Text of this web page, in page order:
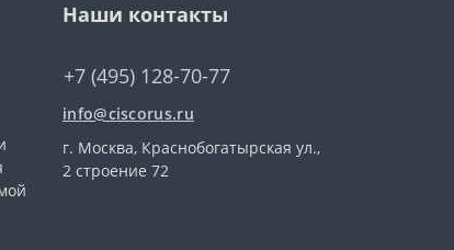
Наши контакты
+7 (495) 128-70-77
info@ciscorus.ru
г. Москва, Краснобогатырская ул.,
2 строение 72